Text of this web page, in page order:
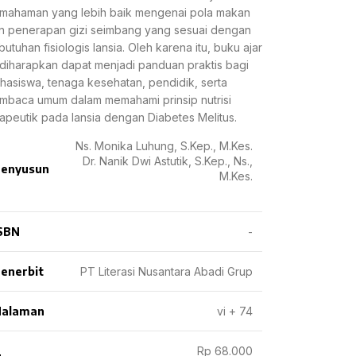
yang lebih baik mengenai pola makan
penerapan gizi seimbang yang sesuai dengan
fisiologis lansia. Oleh karena itu, buku ajar
dapat menjadi panduan praktis bagi
tenaga kesehatan, pendidik, serta
umum dalam memahami prinsip nutrisi
pada lansia dengan Diabetes Melitus.
Ns. Monika Luhung, S.Kep., M.Kes.
Dr. Nanik Dwi Astutik, S.Kep., Ns.,
M.Kes.
-
PT Literasi Nusantara Abadi Grup
vi + 74
Rp 68.000